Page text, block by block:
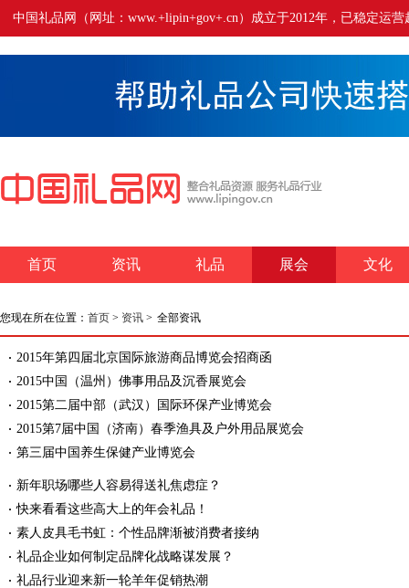
中国礼品网（网址：www.+lipin+gov+.cn）成立于2012年，已稳定运
首页 资讯 礼品 展会 文化
您现在所在位置： 首页 > 资讯 > 全部资讯
2015年第四届北京国际旅游商品博览会招商函
2015中国（温州）佛事用品及沉香展览会
2015第二届中部（武汉）国际环保产业博览会
2015第7届中国（济南）春季渔具及户外用品展览会
第三届中国养生保健产业博览会
新年职场哪些人容易得送礼焦虑症？
快来看看这些高大上的年会礼品！
素人皮具毛书虹：个性品牌渐被消费者接纳
礼品企业如何制定品牌化战略谋发展？
礼品行业迎来新一轮羊年促销热潮